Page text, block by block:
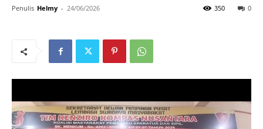
Penulis Helmy - 24/06/2026 0
350